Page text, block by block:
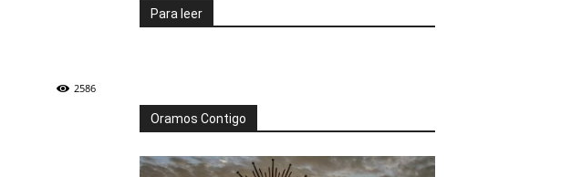
2586
Para leer
Oramos Contigo